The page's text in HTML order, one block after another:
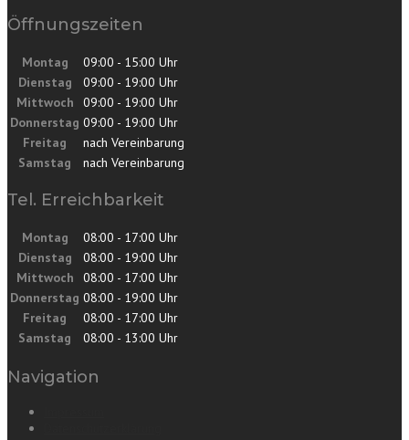
Öffnungszeiten
Montag
09:00 - 15:00 Uhr
Dienstag
09:00 - 19:00 Uhr
Mittwoch
09:00 - 19:00 Uhr
Donnerstag 09:00 - 19:00 Uhr
Freitag
nach Vereinbarung
Samstag
nach Vereinbarung
Tel. Erreichbarkeit
Montag
08:00 - 17:00 Uhr
Dienstag
08:00 - 19:00 Uhr
Mittwoch
08:00 - 17:00 Uhr
Donnerstag 08:00 - 19:00 Uhr
Freitag
08:00 - 17:00 Uhr
Samstag
08:00 - 13:00 Uhr
Navigation